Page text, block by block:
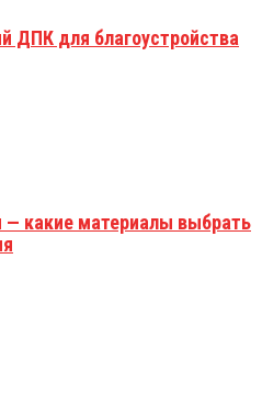
ДПК для благоустройства
— какие материалы выбрать